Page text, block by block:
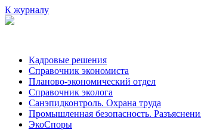
К журналу
Кадровые решения
Справочник экономиста
Планово-экономический отдел
Справочник эколога
Санэпидконтроль. Охрана труда
Промышленная безопасность.
ЭкоСпоры